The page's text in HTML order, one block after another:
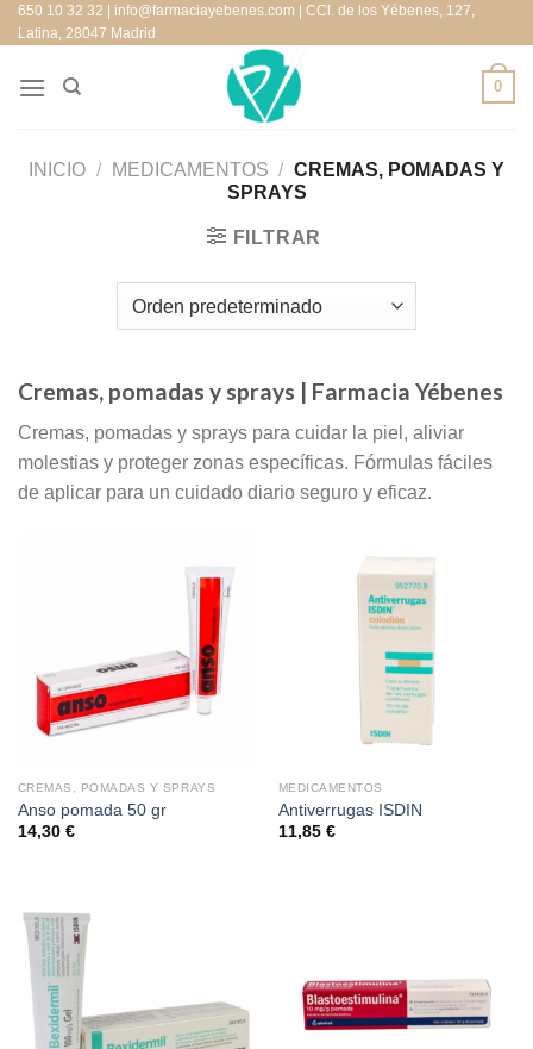
Saltar
al
contenido
650 10 32 32 | info@farmaciayebenes.com | CCl. de los Yébenes, 127,
Latina, 28047 Madrid
0
INICIO / MEDICAMENTOS / CREMAS, POMADAS Y
SPRAYS
FILTRAR
Cremas, pomadas y sprays | Farmacia Yébenes
Cremas, pomadas y sprays para cuidar la piel, aliviar
molestias y proteger zonas específicas. Fórmulas fáciles
de aplicar para un cuidado diario seguro y eficaz.
CREMAS, POMADAS Y SPRAYS
Anso pomada 50 gr
14,30 €
MEDICAMENTOS
Antiverrugas ISDIN
11,85 €